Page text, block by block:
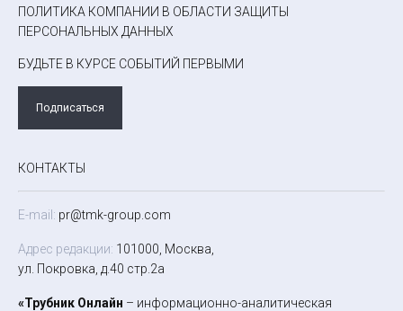
ПОЛИТИКА КОМПАНИИ В ОБЛАСТИ ЗАЩИТЫ
ПЕРСОНАЛЬНЫХ ДАННЫХ
БУДЬТЕ В КУРСЕ СОБЫТИЙ ПЕРВЫМИ
Подписаться
КОНТАКТЫ
E-mail: pr@tmk-group.com
Адрес редакции: 101000, Москва,
ул. Покровка, д.40 стр.2а
«Трубник Онлайн – информационно-аналитическая